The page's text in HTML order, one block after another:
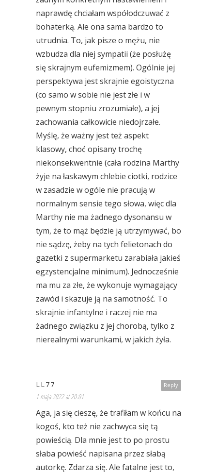
naprawdę chciałam współodczuwać z
bohaterką. Ale ona sama bardzo to
utrudnia. To, jak pisze o mężu, nie
wzbudza dla niej sympatii (że posłużę
się skrajnym eufemizmem). Ogólnie jej
perspektywa jest skrajnie egoistyczna
(co samo w sobie nie jest złe i w
pewnym stopniu zrozumiałe), a jej
zachowania całkowicie niedojrzałe.
Myślę, że ważny jest też aspekt
klasowy, choć opisany trochę
niekonsekwentnie (cała rodzina Marthy
żyje na łaskawym chlebie ciotki, rodzice
w zasadzie w ogóle nie pracują w
normalnym sensie tego słowa, więc dla
Marthy nie ma żadnego dysonansu w
tym, że to mąż będzie ją utrzymywać, bo
nie sądzę, żeby na tych felietonach do
gazetki z supermarketu zarabiała jakieś
egzystencjalne minimum). Jednocześnie
ma mu za złe, że wykonuje wymagający
zawód i skazuje ją na samotność. To
skrajnie infantylne i raczej nie ma
żadnego związku z jej chorobą, tylko z
nierealnymi warunkami, w jakich żyła.
Reply
LL77
1 maja 2022 at 20:01
Aga, ja się cieszę, że trafiłam w końcu na
kogoś, kto też nie zachwyca się tą
powieścią. Dla mnie jest to po prostu
słaba powieść napisana przez słabą
autorkę. Zdarza się. Ale fatalne jest to,